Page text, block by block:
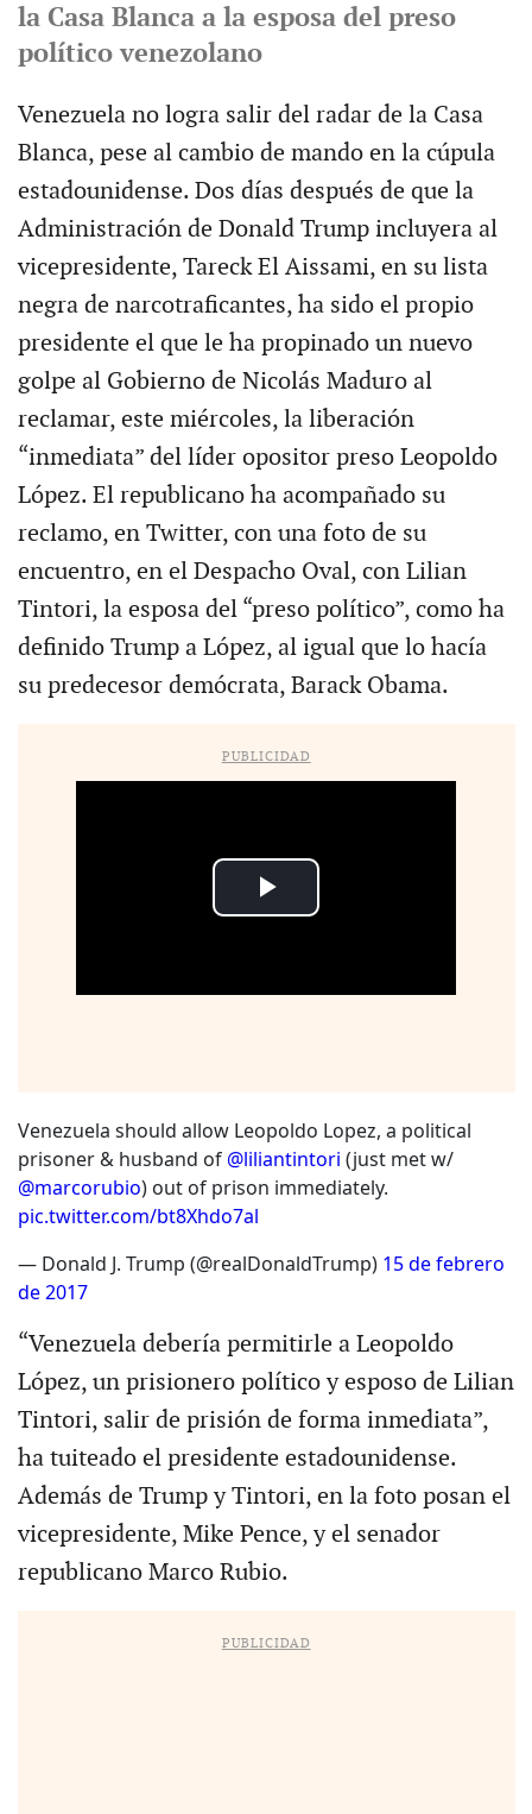
la Casa Blanca a la esposa del preso
político venezolano
Venezuela no logra salir del radar de la Casa
Blanca, pese al cambio de mando en la cúpula
estadounidense. Dos días después de que la
Administración de Donald Trump incluyera al
vicepresidente, Tareck El Aissami, en su lista
negra de narcotraficantes, ha sido el propio
presidente el que le ha propinado un nuevo
golpe al Gobierno de Nicolás Maduro al
reclamar, este miércoles, la liberación
“inmediata” del líder opositor preso Leopoldo
López. El republicano ha acompañado su
reclamo, en Twitter, con una foto de su
encuentro, en el Despacho Oval, con Lilian
Tintori, la esposa del “preso político”, como ha
definido Trump a López, al igual que lo hacía
su predecesor demócrata, Barack Obama.
PUBLICIDAD
Venezuela should allow Leopoldo Lopez, a political
prisoner & husband of @liliantintori (just met w/
@marcorubio) out of prison immediately.
pic.twitter.com/bt8Xhdo7al
— Donald J. Trump (@realDonaldTrump) 15 de febrero
de 2017
“Venezuela debería permitirle a Leopoldo
López, un prisionero político y esposo de Lilian
Tintori, salir de prisión de forma inmediata”,
ha tuiteado el presidente estadounidense.
Además de Trump y Tintori, en la foto posan el
vicepresidente, Mike Pence, y el senador
republicano Marco Rubio.
PUBLICIDAD